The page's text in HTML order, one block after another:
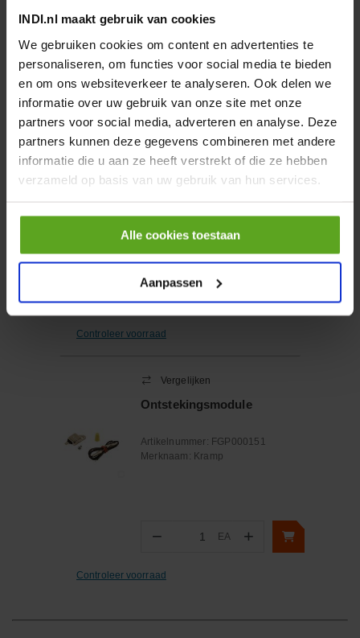
INDI.nl maakt gebruik van cookies
We gebruiken cookies om content en advertenties te
personaliseren, om functies voor social media te bieden
en om ons websiteverkeer te analyseren. Ook delen we
informatie over uw gebruik van onze site met onze
partners voor social media, adverteren en analyse. Deze
partners kunnen deze gegevens combineren met andere
informatie die u aan ze heeft verstrekt of die ze hebben
verzameld op basis van uw gebruik van hun services.
Alle cookies toestaan
Aanpassen
− Aantal +
Vergelijken
Slangpilaar 90° 50mm
draadmoereind nr. 51
Artikelnummer:FG5150MS
Merknaam:MZ
Aantal
Controleer voorraad
Vergelijken
Ontstekingsmodule
Artikelnummer: FGP000151
Merknaam: Kramp
− Aantal
EA +
Controleer voorraad